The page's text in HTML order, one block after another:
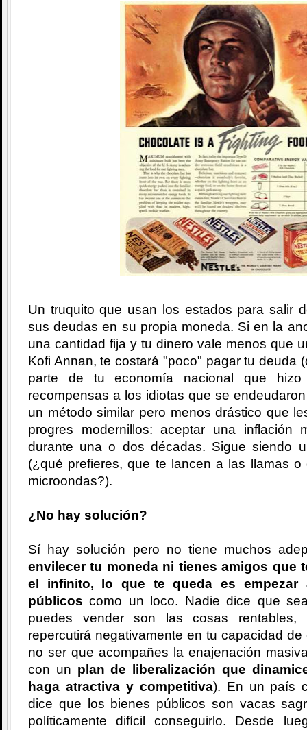
Un truquito que usan los estados para salir
sus deudas en su propia moneda. Si en la
una cantidad fija y tu dinero vale menos que
Kofi Annan, te costará "poco" pagar tu deuda
parte de tu economía nacional que
recompensas a los idiotas que se
un método similar pero menos drástico que
progres modernillos: aceptar una inflación
durante una o dos décadas. Sigue siendo
(¿qué prefieres, que te lancen a las llamas
microondas?).
¿No hay solución?
Sí hay solución pero no tiene muchos
envilecer tu moneda ni tienes amigos que
el infinito, lo que te queda es empezar
públicos como un loco. Nadie dice que
puedes vender son las cosas
repercutirá negativamente en tu capacidad
no ser que acompañes la enajenación
con un plan de liberalización que
haga atractiva y competitiva). En un país
dice que los bienes públicos son vacas
políticamente difícil conseguirlo. Desde